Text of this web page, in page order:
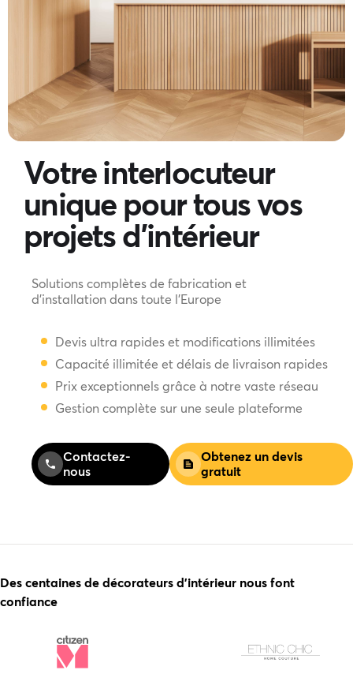
Votre interlocuteur
unique pour tous vos
projets d'intérieur
Solutions complètes de fabrication et
d'installation dans toute l'Europe
Devis ultra rapides et modifications illimitées
Capacité illimitée et délais de livraison rapides
Prix exceptionnels grâce à notre vaste réseau
Gestion complète sur une seule plateforme
Contactez-
nous
Obtenez un devis
gratuit
Des centaines de décorateurs d'intérieur nous font
confiance